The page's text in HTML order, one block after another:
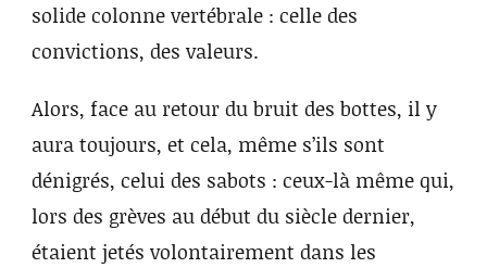
solide colonne vertébrale : celle des
convictions, des valeurs.
Alors, face au retour du bruit des bottes, il y
aura toujours, et cela, même s’ils sont
dénigrés, celui des sabots : ceux-là même qui,
lors des grèves au début du siècle dernier,
étaient jetés volontairement dans les